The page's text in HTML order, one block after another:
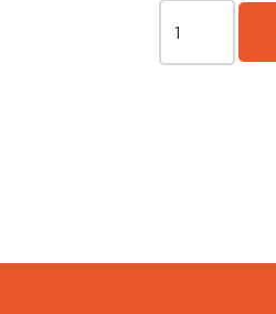
Rolls
cantidad